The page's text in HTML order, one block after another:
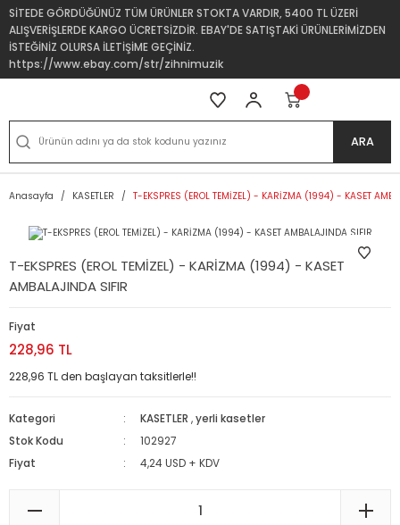
SİTEDE GÖRDÜĞÜNÜZ TÜM ÜRÜNLER STOKTA VARDIR, 5400 TL ÜZERİ
ALIŞVERİŞLERDE KARGO ÜCRETSİZDİR. EBAY'DE SATIŞTAKİ ÜRÜNLERİMİZDEN
İSTEĞİNİZ OLURSA İLETİŞİME GEÇİNİZ.
https://www.ebay.com/str/zihnimuzik
ARA
Anasayfa KASETLER T-EKSPRES (EROL TEMİZEL) - KARİZMA (1994) - KASET
T-EKSPRES (EROL TEMİZEL) - KARİZMA (1994) - KASET
AMBALAJINDA SIFIR
Fiyat
228,96 TL
228,96 TL den başlayan taksitlerle!!
Kategori KASETLER ,yerli kasetler
Stok Kodu
102927
Fiyat
4,24 USD + KDV